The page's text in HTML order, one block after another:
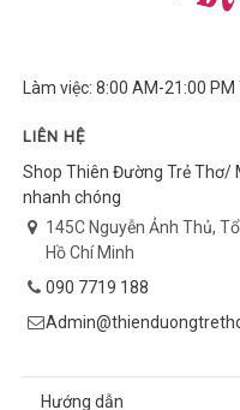
Làm việc: 8:00 AM-21:00
LIÊN HỆ
Shop Thiên Đường Trẻ Thơ/
nhanh chóng
145C Nguyễn Ảnh Thủ,
Hồ Chí Minh
090 7719 188
Hướng dẫn